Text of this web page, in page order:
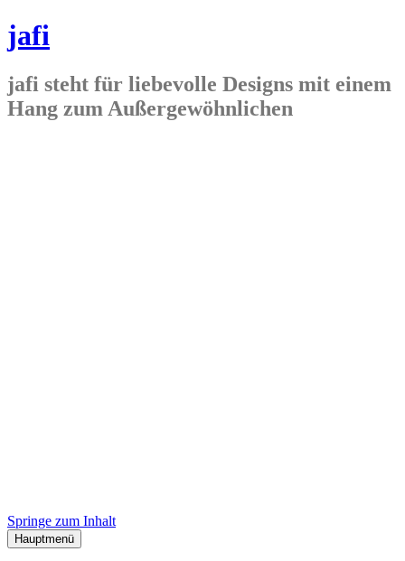
jafi
jafi steht für liebevolle Designs mit einem
Hang zum Außergewöhnlichen
Springe zum Inhalt
Hauptmenü